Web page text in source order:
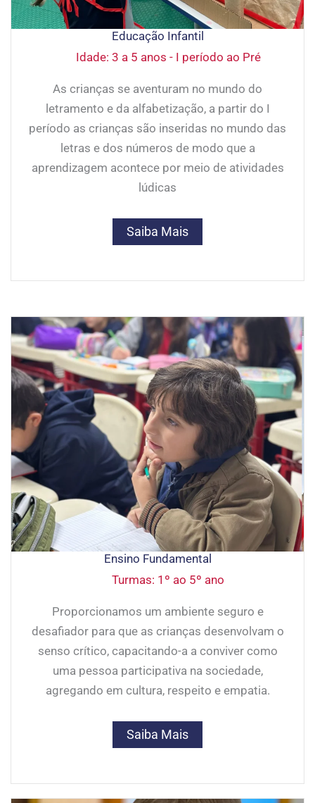
Educação Infantil
Idade: 3 a 5 anos - I período ao Pré
As crianças se aventuram no mundo do
letramento e da alfabetização, a partir do I
período as crianças são inseridas no mundo das
letras e dos números de modo que a
aprendizagem acontece por meio de atividades
lúdicas
Saiba Mais
Ensino Fundamental
Turmas: 1º ao 5º ano
Proporcionamos um ambiente seguro e
desafiador para que as crianças desenvolvam o
senso crítico, capacitando-a a conviver como
uma pessoa participativa na sociedade,
agregando em cultura, respeito e empatia.
Saiba Mais